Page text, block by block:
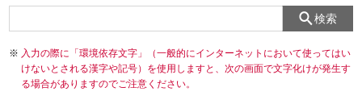
検索
入力の際に「環境依存文字」（一般的にインターネットにおいて使ってはい
けないとされる漢字や記号）を使用しますと、次の画面で文字化けが発生す
る場合がありますのでご注意ください。